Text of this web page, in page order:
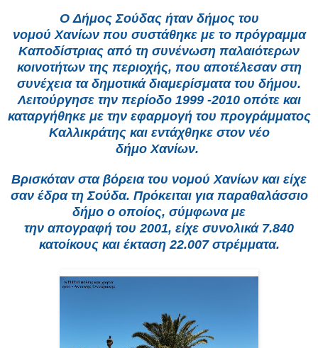
ΟΔήμος Σούδαςήταν δήμος του
νομούΧανίωνπου συστάθηκε με το πρόγραμμα
Καποδίστριας από τη συνένωση παλαιότερων
κοινοτήτων της περιοχής, που αποτέλεσαν στη
συνέχεια τα δημοτικά διαμερίσματα του δήμου.
Λειτούργησε την περίοδο 1999 -2010 οπότε και
καταργήθηκε με την εφαρμογή του προγράμματος
Καλλικράτηςκαι εντάχθηκε στον νέο
δήμοΧανίων.
Βρισκόταν στα βόρειατου νομού Χανίων και είχε
σαν έδρα τηΣούδα. Πρόκειται για παραθαλάσσιο
δήμο ο οποίος, σύμφωνα με
την απογραφή του2001, είχε συνολικά 7.840
κατοίκους και έκταση 22.007 στρέμματα.